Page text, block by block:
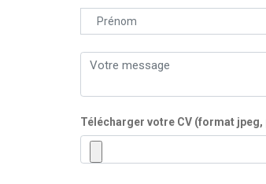
Télécharger votre CV (format jpeg,